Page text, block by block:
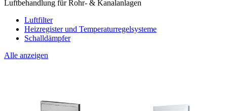
Luftbehandlung für Rohr- & Kanalanlagen
Luftfilter
Heizregister und Temperaturregelsysteme
Schalldämpfer
Alle anzeigen